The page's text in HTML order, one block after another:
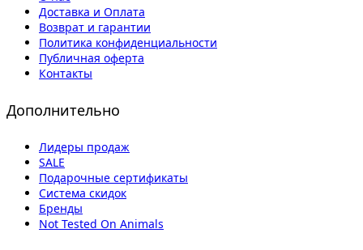
Доставка и Оплата
Возврат и гарантии
Политика конфиденциальности
Публичная оферта
Контакты
Дополнительно
Лидеры продаж
SALE
Подарочные сертификаты
Система скидок
Бренды
Not Tested On Animals